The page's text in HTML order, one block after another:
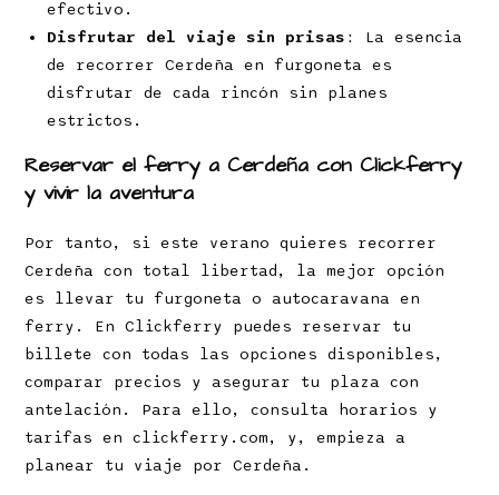
efectivo.
Disfrutar del viaje sin prisas : La esencia
de recorrer Cerdeña en furgoneta es
disfrutar de cada rincón sin planes
estrictos.
Reservar el ferry a Cerdeña con Clickferry
y vivir la aventura
Por tanto, si este verano quieres recorrer
Cerdeña con total libertad, la mejor opción
es llevar tu furgoneta o autocaravana en
ferry. En Clickferry puedes reservar tu
billete con todas las opciones disponibles,
comparar precios y asegurar tu plaza con
antelación. Para ello, consulta horarios y
tarifas en clickferry.com, y, empieza a
planear tu viaje por Cerdeña.